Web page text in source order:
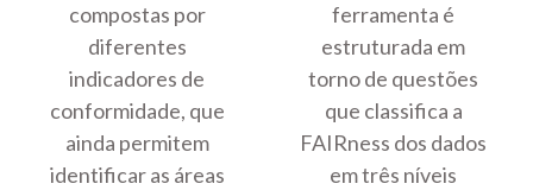
compostas por
diferentes
indicadores de
conformidade, que
ainda permitem
identificar as áreas
ferramenta é
estruturada em
torno de questões
que classifica a
FAIRness dos dados
em três níveis